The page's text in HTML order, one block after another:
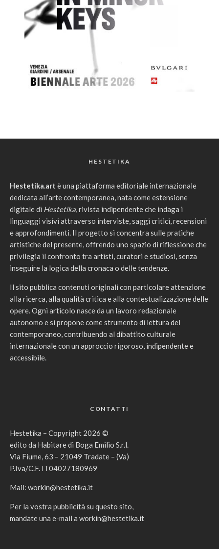
HESTETIKA
Hestetika.art è una piattaforma editoriale internazionale
dedicata all’arte contemporanea, nata come estensione
digitale di Hestetika, rivista indipendente che indaga i
linguaggi visivi attraverso interviste, saggi critici, recensioni
e approfondimenti. Il progetto si concentra sulle pratiche
artistiche del presente, offrendo uno spazio di riflessione che
privilegia il confronto tra artisti, curatori e studiosi, senza
inseguire la logica della cronaca o delle tendenze.
Il sito pubblica contenuti originali con particolare attenzione
alla ricerca, alla qualità critica e alla contestualizzazione delle
opere. Ogni articolo nasce da un lavoro redazionale
autonomo e si propone come strumento di lettura del
contemporaneo, contribuendo al dibattito culturale
internazionale con un approccio rigoroso, indipendente e
accessibile.
CONTATTI
Hestetika – Copyright 2026 ©
edito da Habitare di Boga Emilio S.r.l.
Via Fiume, 63 – 21049 Tradate – (Va)
P.Iva/C.F. IT04027180969
Mail: workin@hestetika.it
Per la vostra pubblicità su questo sito,
mandate una e-mail a workin@hestetika.it